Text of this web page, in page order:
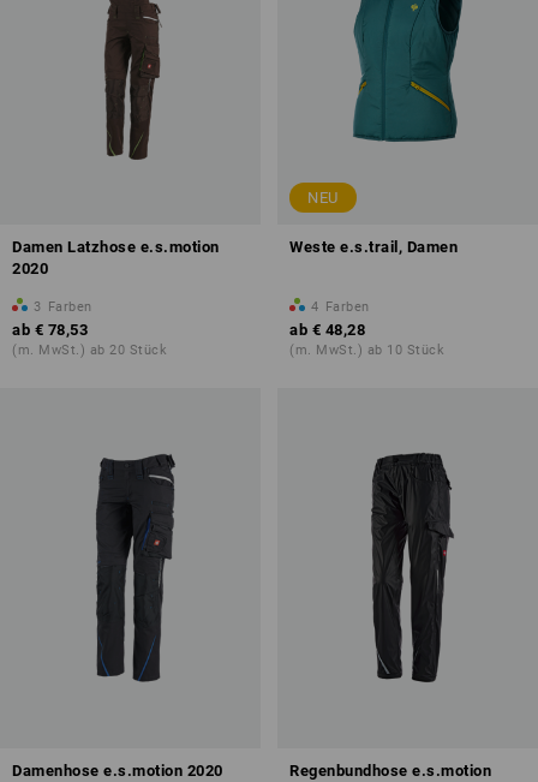
Damen Latzhose e.s.motion
2020
3 Farben
ab € 78,53
(m. MwSt.) ab 20 Stück
NEU
Weste e.s.trail, Damen
4 Farben
ab € 48,28
(m. MwSt.) ab 10 Stück
Damenhose e.s.motion 2020
Regenbundhose e.s.motion